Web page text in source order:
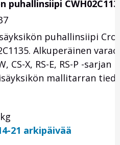
puhallinsiipi
puhallinsiipi
Alkuperäinen
CS-X, RS-E, RS-P -
mallitarran
21 arkipäivää